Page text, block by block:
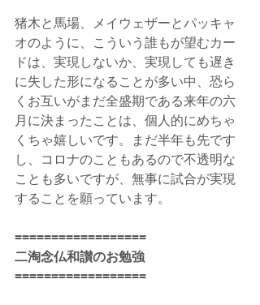
猪木と馬場、メイウェザーとパッキャ
オのように、こういう誰もが望むカー
ドは、実現しないか、実現しても遅き
に失した形になることが多い中、恐ら
くお互いがまだ全盛期である来年の六
月に決まったことは、個人的にめちゃ
くちゃ嬉しいです。まだ半年も先です
し、コロナのこともあるので不透明な
ことも多いですが、無事に試合が実現
することを願っています。
==================
二淘念仏和讃のお勉強
==================